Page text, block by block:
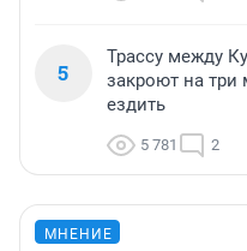
5
Трассу между
закроют на три
ездить
5 781 2
МНЕНИЕ